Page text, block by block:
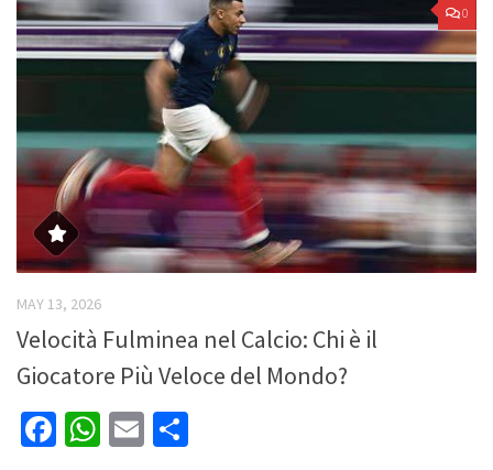
0
MAY 13, 2026
Velocità Fulminea nel Calcio: Chi è il
Giocatore Più Veloce del Mondo?
Facebook
WhatsApp
Email